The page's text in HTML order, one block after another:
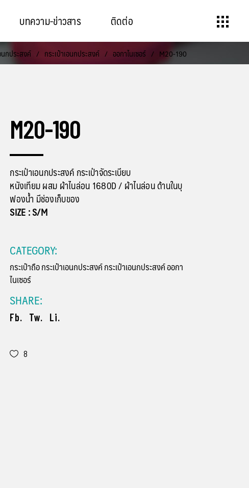
บทความ-ข่าวสาร ติดต่อ
นกประสงค์ / กระเป๋าเอนกประสงค์ / ออกาไนเซอร์ / M20-190
M20-190
กระเป๋าเอนกประสงค์ กระเป๋าจัดระเบียบ
หนังเทียม ผสม ผ้าไนล่อน 1680D / ผ้าไนล่อน ด้านในบุ
ฟองน้ำ มีช่องเก็บของ
SIZE : S/M
CATEGORY:
กระเป๋าถือกระเป๋าเอนกประสงค์กระเป๋าเอนกประสงค์ออกา
ไนเซอร์
SHARE:
Fb. Tw. Li.
8